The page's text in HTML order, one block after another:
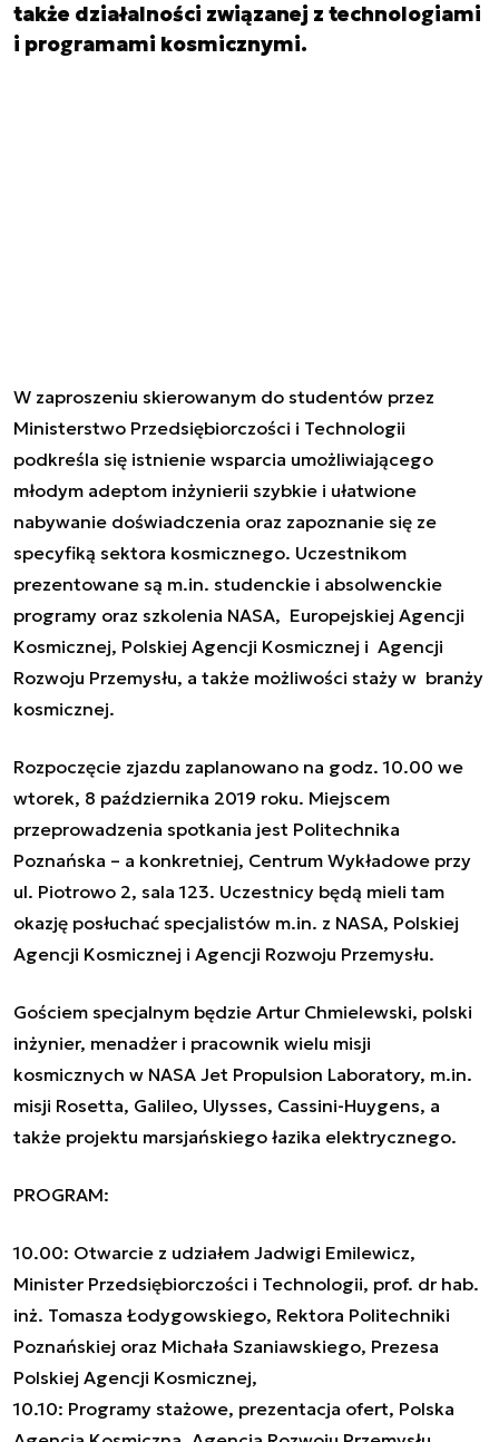
także działalności związanej z technologiami
i programami kosmicznymi.
W zaproszeniu skierowanym do studentów przez
Ministerstwo Przedsiębiorczości i Technologii
podkreśla się istnienie wsparcia umożliwiającego
młodym adeptom inżynierii szybkie i ułatwione
nabywanie doświadczenia oraz zapoznanie się ze
specyfiką sektora kosmicznego. Uczestnikom
prezentowane są m.in. studenckie i absolwenckie
programy oraz szkolenia NASA, Europejskiej Agencji
Kosmicznej, Polskiej Agencji Kosmicznej i Agencji
Rozwoju Przemysłu, a także możliwości staży w branży
kosmicznej.
Rozpoczęcie zjazdu zaplanowano na godz. 10.00 we
wtorek, 8 października 2019 roku. Miejscem
przeprowadzenia spotkania jest Politechnika
Poznańska – a konkretniej, Centrum Wykładowe przy
ul. Piotrowo 2, sala 123. Uczestnicy będą mieli tam
okazję posłuchać specjalistów m.in. z NASA, Polskiej
Agencji Kosmicznej i Agencji Rozwoju Przemysłu.
Gościem specjalnym będzie Artur Chmielewski, polski
inżynier, menadżer i pracownik wielu misji
kosmicznych w NASA Jet Propulsion Laboratory, m.in.
misji Rosetta, Galileo, Ulysses, Cassini-Huygens, a
także projektu marsjańskiego łazika elektrycznego.
PROGRAM:
10.00: Otwarcie z udziałem Jadwigi Emilewicz,
Minister Przedsiębiorczości i Technologii, prof. dr hab.
inż. Tomasza Łodygowskiego, Rektora Politechniki
Poznańskiej oraz Michała Szaniawskiego, Prezesa
Polskiej Agencji Kosmicznej,
10.10: Programy stażowe, prezentacja ofert, Polska